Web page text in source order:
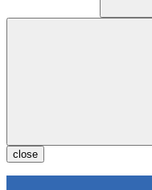
close